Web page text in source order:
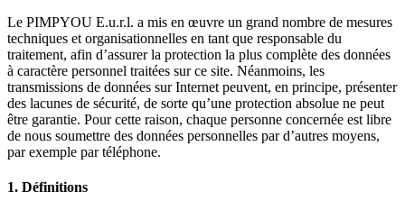
Le PIMPYOU E.u.r.l. a mis en œuvre un grand nombre de mesures
techniques et organisationnelles en tant que responsable du
traitement, afin d’assurer la protection la plus complète des données
à caractère personnel traitées sur ce site. Néanmoins, les
transmissions de données sur Internet peuvent, en principe, présenter
des lacunes de sécurité, de sorte qu’une protection absolue ne peut
être garantie. Pour cette raison, chaque personne concernée est libre
de nous soumettre des données personnelles par d’autres moyens,
par exemple par téléphone.
1. Définitions